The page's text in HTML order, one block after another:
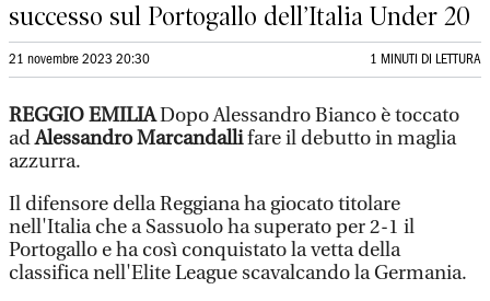
successo sul Portogallo dell’Italia Under 20
21 novembre 2023 20:30 1 MINUTI DI LETTURA
REGGIO EMILIADopo Alessandro Bianco è toccato
adAlessandro Marcandallifare il debutto in maglia
azzurra.
Il difensore della Reggiana ha giocato titolare
nell'Italia che a Sassuolo ha superato per 2-1 il
Portogallo e ha così conquistato la vetta della
classifica nell'Elite League scavalcando la Germania.